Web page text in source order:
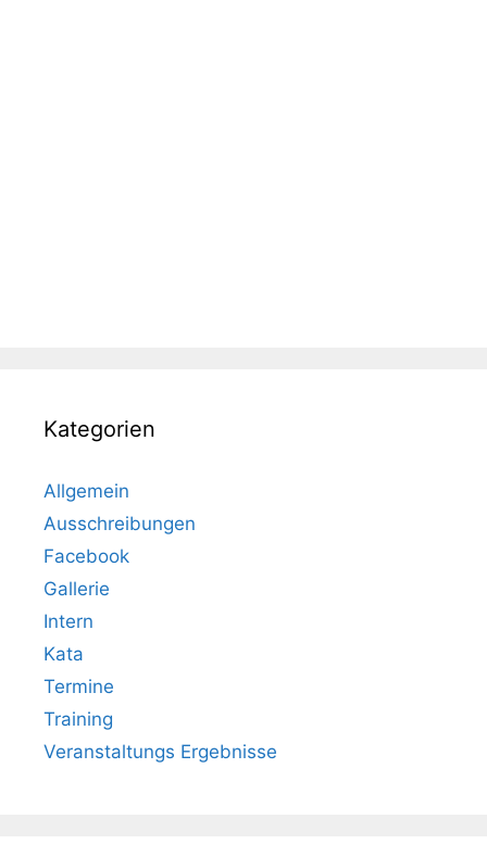
Kategorien
Allgemein
Ausschreibungen
Facebook
Gallerie
Intern
Kata
Termine
Training
Veranstaltungs Ergebnisse